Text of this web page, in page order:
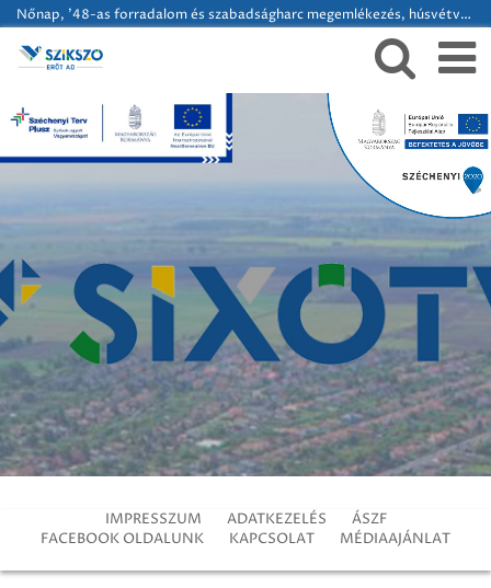
Nőnap, '48-as forradalom és szabadságharc megemlékezés, húsvétváró / márciusi programok
IMPRESSZUM ADATKEZELÉS
ÁSZF
FACEBOOK OLDALUNK
KAPCSOLAT MÉDIAAJÁNLAT